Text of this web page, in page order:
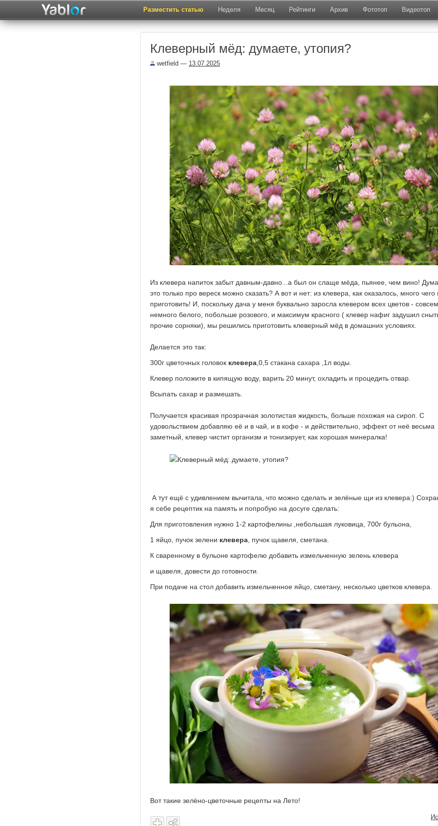
Разместить статью Неделя Месяц Рейтинги Архив Фототоп Видеотоп
Клеверный мёд: думаете, утопия?
wetfield — 13.07.2025
Из клевера напиток забыт давным-давно...а был он слаще мёда, пьянее, чем вино!
это только про вереск можно сказать? А вот и нет: из клевера, как оказалось, много
приготовить! И, поскольку дача у меня буквально заросла клевером всех цветов - совсем
немного белого, побольше розового, и максимум красного ( клевер нафиг задушил
прочие сорняки), мы решились приготовить клеверный мёд в домашних условиях.
Делается это так:
300г цветочных головок клевера ,0,5 стакана сахара ,1л воды.
Клевер положите в кипящую воду, варить 20 минут, охладить и процедить отвар.
Всыпать сахар и размешать.
Получается красивая прозрачная золотистая жидкость, больше похожая на сироп. С
удовольствием добавляю её и в чай, и в кофе - и действительно, эффект от неё весьма
заметный, клевер чистит организм и тонизирует, как хорошая минералка!
А тут ещё с удивлением вычитала, что можно сделать и зелёные щи из клевера:)
я себе рецептик на память и попробую на досуге сделать:
Для приготовления нужно 1-2 картофелины ,небольшая луковица, 700г бульона,
1 яйцо, пучок зелени клевера , пучок щавеля, сметана.
К сваренному в бульоне картофелю добавить измельченную зелень клевера
и щавеля, довести до готовности.
При подаче на стол добавить измельченное яйцо, сметану, несколько цветков клевера.
Вот такие зелёно-цветочные рецепты на Лето!